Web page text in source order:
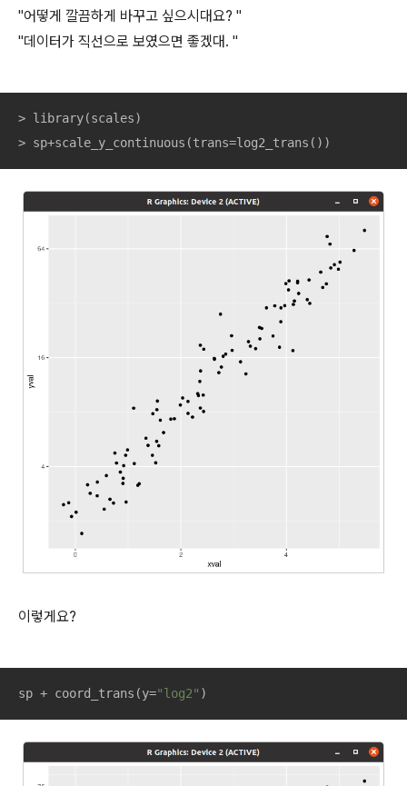
"어떻게 깔끔하게 바꾸고 싶으시대요? "
"데이터가 직선으로 보였으면 좋겠대. "
> library(scales)
> sp+scale_y_continuous(trans=log2_trans())
이렇게요?
sp + coord_trans(y="log2" )